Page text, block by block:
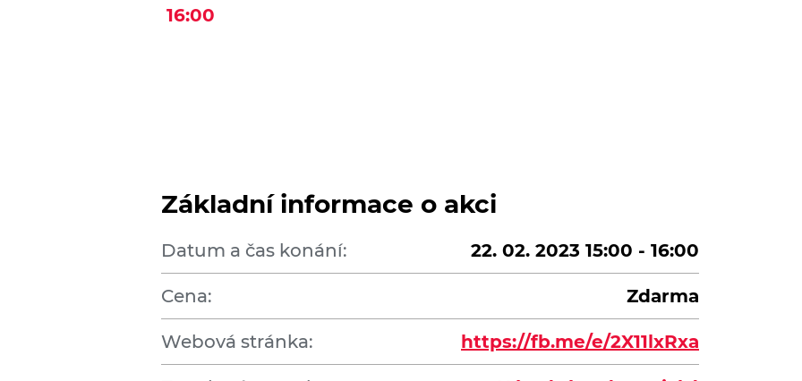
16:00
Základní informace o akci
Datum a čas konání: 22. 02. 2023 15:00 - 16:00
Cena: Zdarma
Webová stránka: https://fb.me/e/2X11lxRxa